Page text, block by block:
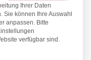
Ihrer Daten
Sie können Ihre Auswahl
anpassen. Bitte
verfügbar sind.
für die eine